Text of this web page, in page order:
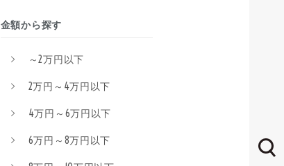
金額から探す
～2万円以下
2万円～4万円以下
4万円～6万円以下
6万円～8万円以下